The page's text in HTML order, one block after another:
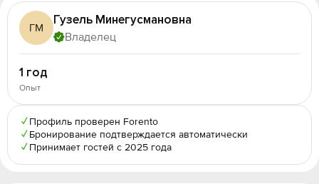
ГМ
Гузель Минегусмановна
Владелец
1 год
Опыт
✓ Профиль проверен Forento
✓ Бронирование подтверждается автоматически
✓ Принимает гостей с 2025 года